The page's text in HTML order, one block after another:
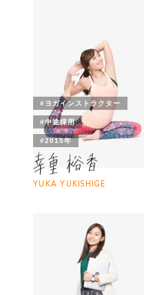
YUKA YUKISHIGE
#ヨガインストラクター
#中途採用
#2015年